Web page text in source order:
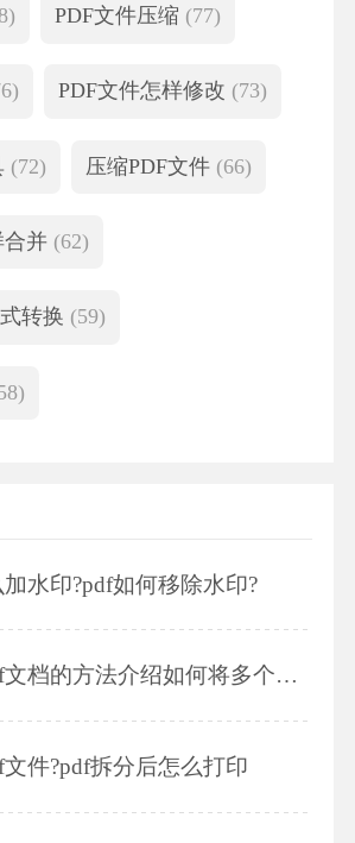
PDF文件压缩 (77)
PDF文件怎样修改 (73)
(72) 压缩PDF文件 (66)
合并 (62)
转换 (59)
水印?pdf如何移除水印?
法介绍如何将多个Word转化成一个PDF?
件?pdf拆分后怎么打印